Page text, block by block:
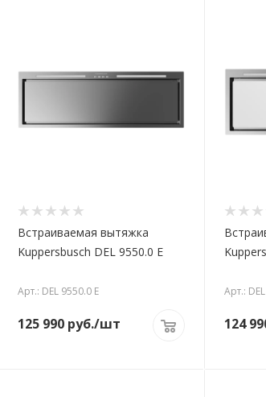
Встраиваемая вытяжка
Kuppersbusch DEL 9550.0 E
Арт.: DEL 9550.0 E
125 990 руб./шт
Арт.:
124